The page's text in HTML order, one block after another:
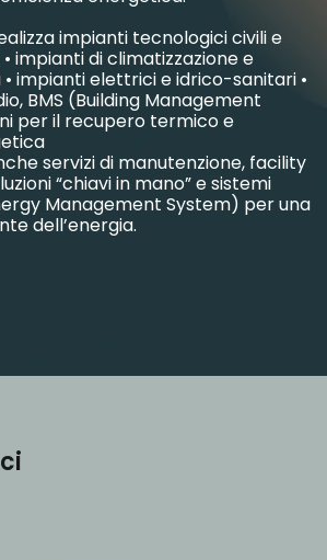
impianti tecnologici civili e
• impianti di climatizzazione e
• impianti elettrici e idrico-sanitari •
BMS (Building Management
per il recupero termico e
servizi di manutenzione, facility
“chiavi in mano” e sistemi
Management System) per una
dell’energia.